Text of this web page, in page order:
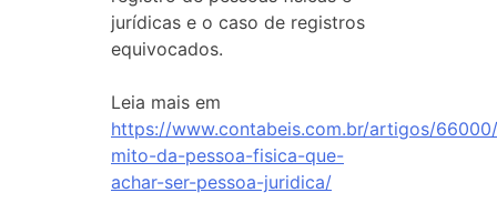
jurídicas e o caso de registros
equivocados.
Leia mais em
https://www.contabeis.com.br/artigos/
mito-da-pessoa-fisica-que-
achar-ser-pessoa-juridica/